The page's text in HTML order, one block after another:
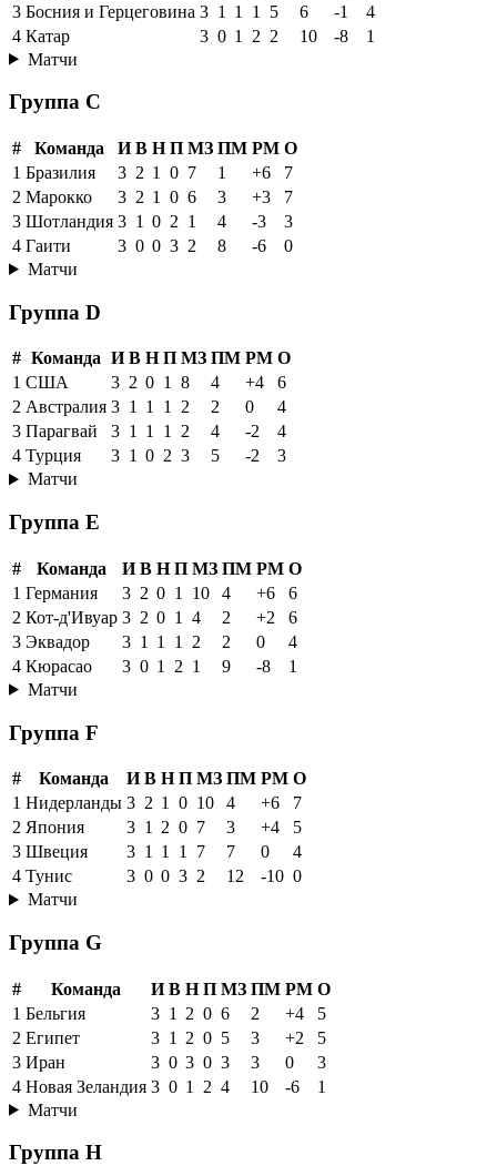
3 Босния и Герцеговина 3 1 1 1 5 6 -1
4
4 Катар 3 0 1 2 2 10 -8
1
Матчи
Группа C
# Команда И В Н П МЗ ПМ РМ О
1 Бразилия 3 2 1 0 7 1 +6
7
2 Марокко 3 2 1 0 6 3 +3
7
3 Шотландия 3 1 0 2 1 4 -3
3
4 Гаити 3 0 0 3 2 8 -6
0
Матчи
Группа D
# Команда И В Н П МЗ ПМ РМ О
1 США 3 2 0 1 8 4 +4
6
2 Австралия 3 1 1 1 2 2 0
4
3 Парагвай 3 1 1 1 2 4 -2
4
4 Турция 3 1 0 2 3 5 -2
3
Матчи
Группа E
# Команда И В Н П МЗ ПМ РМ О
1 Германия 3 2 0 1 10 4 +6
6
2 Кот-д'Ивуар 3 2 0 1 4 2 +2
6
3 Эквадор 3 1 1 1 2 2 0
4
4 Кюрасао 3 0 1 2 1 9 -8
1
Матчи
Группа F
# Команда И В Н П МЗ ПМ РМ О
1 Нидерланды 3 2 1 0 10 4 +6
7
2 Япония 3 1 2 0 7 3 +4
5
3 Швеция 3 1 1 1 7 7 0
4
4 Тунис 3 0 0 3 2 12 -10 0
Матчи
Группа G
# Команда И В Н П МЗ ПМ РМ О
1 Бельгия 3 1 2 0 6 2 +4
5
2 Египет 3 1 2 0 5 3 +2
5
3 Иран 3 0 3 0 3 3 0
3
4 Новая Зеландия 3 0 1 2 4 10 -6
1
Матчи
Группа H